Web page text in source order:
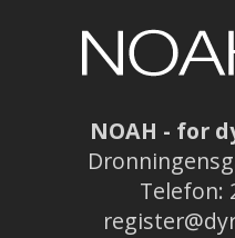
NOAH - for
Telefon: